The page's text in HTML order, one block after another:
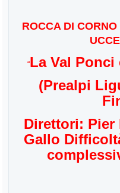
ROCCA DI
“La Val Ponci
(Prealpi
Direttori: Pier
Gallo